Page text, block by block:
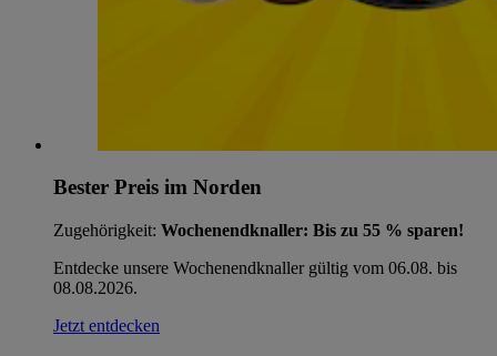
Bester Preis im Norden
Zugehörigkeit: Wochenendknaller: Bis zu 55 % sparen!
Entdecke unsere Wochenendknaller gültig vom 06.08. bis
08.08.2026.
Jetzt entdecken